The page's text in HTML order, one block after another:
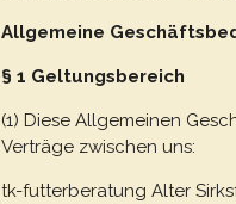
Allgemeine
§ 1 Geltungsbereich
(1) Diese Allgemeinen
Verträge zwischen uns:
tk-futterberatung Alter